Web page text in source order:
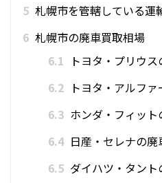
5 札幌市を管轄している運
6 札幌市の廃車買取相場
6.1
トヨタ・プリウ
6.2 トヨタ・アルフ
6.3 ホンダ・フィッ
6.4 日産・セレナの廃
6.5 ダイハツ・タン